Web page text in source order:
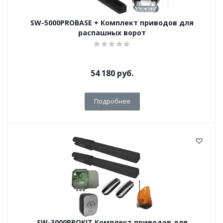
SW-5000PROBASE + Комплект приводов для
распашных ворот
54 180 руб.
Подробнее